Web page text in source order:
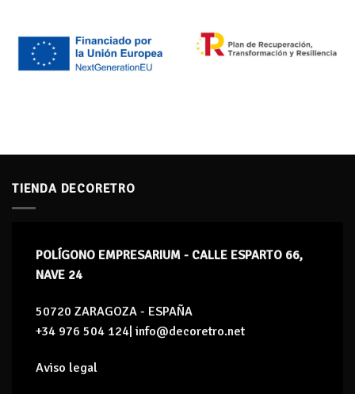
TIENDA DECORETRO
POLÍGONO EMPRESARIUM - CALLE ESPARTO 66,
NAVE 24
50720 ZARAGOZA - ESPAÑA
+34 976 504 124| info@decoretro.net
Aviso legal